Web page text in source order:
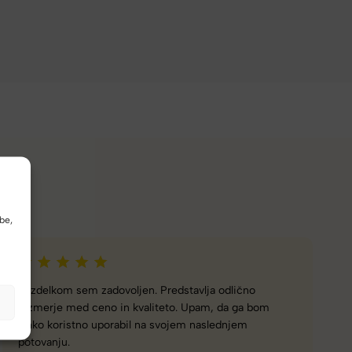
Z izdelkom sem zadovoljna… prav tako z vašim
servisom, Hvala… dobri ste!
Milena Š.